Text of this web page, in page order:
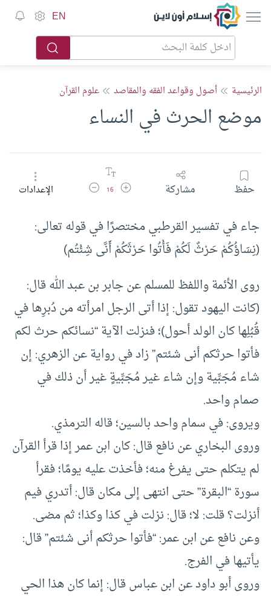
إسلام أون لاين EN
الرئيسية أصول وقواعد الفقه والمقاصد علوم القرآن
موضع الحرث في النساء
حفظ مشاركة زيادة حجم الخط
16 تقليل حجم الخطالإعدادات
‏جاء في تفسير القرطبي مختصرًا في قوله تعالى:
(نِسَاؤُكُمْ حَرْثٌ لَكُمْ فَأْتُوا حَرْثَكُمْ أَنَّى شِئْتُم)
روى الأئمة واللفظ للمسلم عن جابر بن عبد الله قال:
(كانت اليهود تقول: إذا أتى الرجل امرأته من دُبرِها في
قُبُلِها كان الولد أحول)؛ فنزلت الآية “نسائكم حرث لكم
فأتوا حرثكم أنى شئتم” زاد في رواية عن الزهري: إن
شاء مُجَبِّية وإن شاء غير مُجَبِّيةٍ غير أن ذلك في
صمام واحد.
ويروى: في سمام واحد بالسين؛ قاله الترمذي.
وروى البخاري عن نافع قال: كان ابن عمر إذا قرأ القرآن
لم يتكلم حتى يفرغ منه؛ فأخذت عليه يومًا؛ فقرأ
سورة “البقرة” حتى انتهى إلى مكان قال: أتدري فيم
أنزلت؟ قلت: لا؛ قال: نزلت في كذا وكذا؛ ثم مضى.
وعن نافع عن ابن عمر: “فأتوا حرثكم أنى شئتم” قال:
يأتيها في الفرج.
وروى أبو داود عن ابن عباس قال: إنما كان هذا الحي